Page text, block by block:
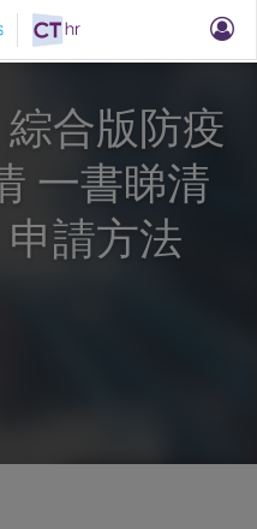
綜合版防疫
一書睇清
申請方法